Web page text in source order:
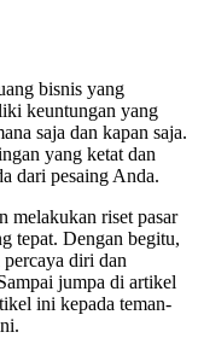
bisnis yang
keuntungan yang
saja dan kapan saja.
yang ketat dan
dari pesaing Anda.
melakukan riset pasar
tepat. Dengan begitu,
diri dan
jumpa di artikel
ini kepada teman-